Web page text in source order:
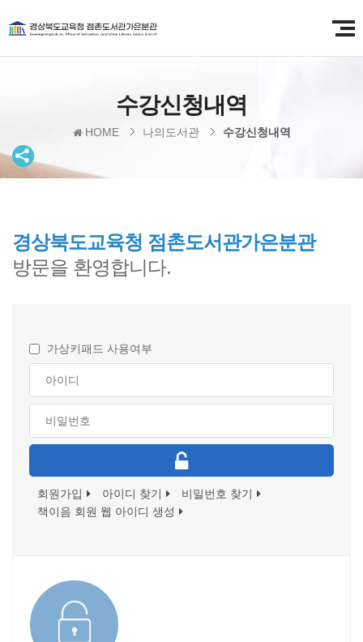
수강신청내역
HOME 나의도서관 수강신청내역
경상북도교육청 점촌도서관가은분관
방문을 환영합니다.
가상키패드 사용여부
회원가입 아이디 찾기
비밀번호 찾기
책이음 회원 웹 아이디 생성